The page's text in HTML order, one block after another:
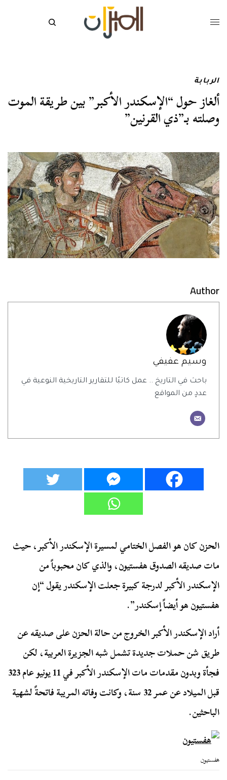
الربابة
ألغاز حول “الإسكندر الأكبر” بين طريقة الموت
وصلته بـ”ذي القرنين”
Author
وسيم عفيفي
باحث في التاريخ .. عمل كاتبًا للتقارير التاريخية النوعية في
عددٍ من المواقع
الحزن كان هو الفصل الختامي لمسيرة الإسكندر الأكبر، حيث
مات صديقه الصدوق هفستيون، والذي كان محبوباً من
الإسكندر الأكبر لدرجة كبيرة جعلت الإسكندر يقول “إن
هفستيون هو أيضاً إسكندر”.
أراد الإسكندر الأكبر الخروج من حالة الحزن على صديقه عن
طريق شن حملات جديدة تشمل شبه الجزيرة العربية، لكن
فجأة وبدون مقدمات مات الإسكندر الأكبر في 11 يونيو عام 323
قبل الميلاد عن عمر 32 سنة، وكانت وفاته المريبة فاتحةً لشهية
الباحثين.
هفستيون